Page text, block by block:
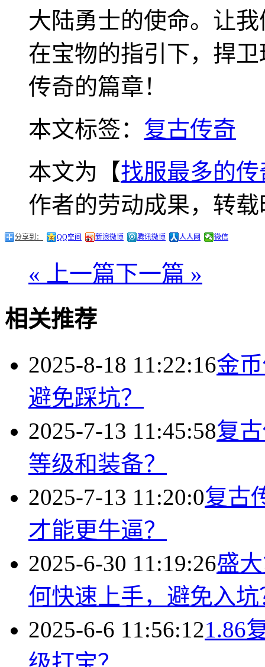
大陆勇士的使命。让
在宝物的指引下，捍
传奇的篇章！
本文标签： 复古传奇
本文为【找服最多的
作者的劳动成果，转
分享到： QQ空间 新浪微博 腾讯微博 人人网 微信
« 上一篇下一篇 »
相关推荐
2025-8-18 11:22:16金
避免踩坑？
2025-7-13 11:45:58复
等级和装备？
2025-7-13 11:20:0复古
才能更牛逼？
2025-6-30 11:19:26盛
何快速上手，避免入坑
2025-6-6 11:56:121.86